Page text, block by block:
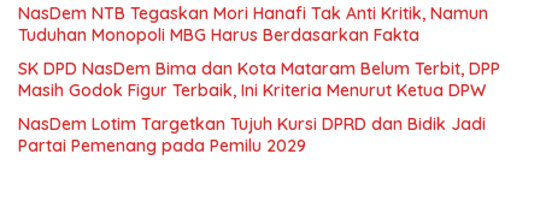
NasDem NTB Tegaskan Mori Hanafi Tak Anti Kritik, Namun
Tuduhan Monopoli MBG Harus Berdasarkan Fakta
SK DPD NasDem Bima dan Kota Mataram Belum Terbit, DPP
Masih Godok Figur Terbaik, Ini Kriteria Menurut Ketua DPW
NasDem Lotim Targetkan Tujuh Kursi DPRD dan Bidik Jadi
Partai Pemenang pada Pemilu 2029